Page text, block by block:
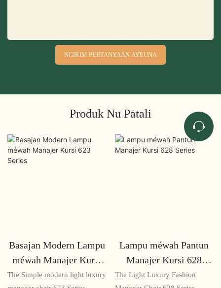
NGIRIM PERTANYAAN AYEUNA
Produk Nu Patali
Basajan Modern Lampu
méwah Manajer Kursi
623 Series
The Simple modern light luxury
Lampu méwah Pantun
Manajer Kursi 628
Series
The Light Luxury Fashion